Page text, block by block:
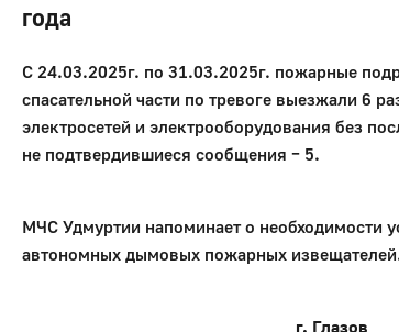
года
С 24.03.2025г. по 31.03.2025г. пожарные
спасательной части по тревоге выезжали 6
электросетей и электрооборудования без
не подтвердившиеся сообщения – 5.
МЧС Удмуртии напоминает о необходимости
автономных дымовых пожарных
г. Глазов